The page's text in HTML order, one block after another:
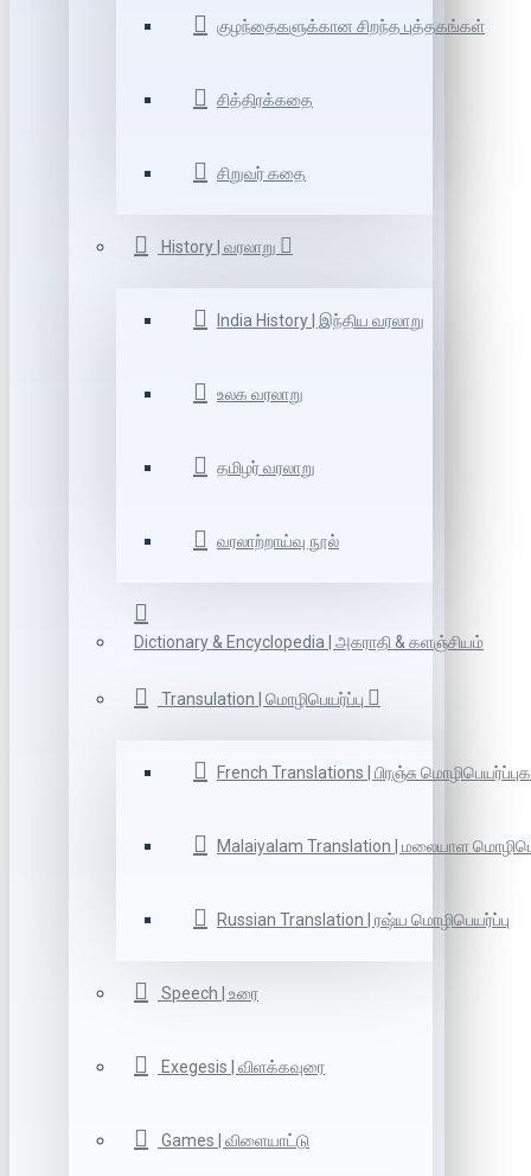
குழந்தைகளுக்கான சிறந்த புத்தகங்கள்
சித்திரக்கதை
சிறுவர் கதை
History | வரலாறு
India History | இந்திய வரலாறு
உலக வரலாறு
தமிழர் வரலாறு
வரலாற்றாய்வு நூல்
Dictionary & Encyclopedia | அகராதி & களஞ்சியம்
Transulation | மொழிபெயர்ப்பு
French Translations | பிரஞ்சு
Malaiyalam Translation | மலையாள
Russian Translation | ரஷ்ய மொழிபெயர்ப்பு
Speech | உரை
Exegesis | விளக்கவுரை
Games | விளையாட்டு